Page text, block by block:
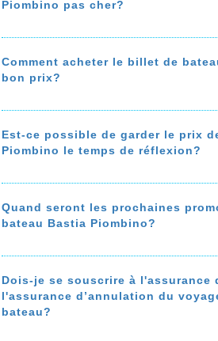
autorisés pendant le COVID?'
Piombino pas cher?
Pour réserver un billet de bateau Bastia
votre ticket de bateau : bon moment pour
avec des programmes de fidélité, et une
En savoir plus sur 'quels sont les bons
Bastia Piombino pas cher?'
Comment acheter le billet de
bon prix?
Ce guide vous explique comment trouver
saison, le ferry, les frais de service
voyage, et les frais de paiement bancaire...
En savoir plus sur 'Comment acheter le
Est-ce possible de garder le prix
Piombino le temps de réflexion?
Vous avez besoin d'un temps de
de 4h00 jusqu'à 10 jours, sous certaines
En savoir plus sur 'Est-ce possible de
Quand seront les prochaines
bateau Bastia Piombino?
Les meilleures promotions de billet de
événements, Black Friday, Saint valentin,
Pour recevoir les promos Bastia Piombino
Sardinia Ferries, , par mail, SMS ou
Dois-je se souscrire à l'assurance
l'assurance d’annulation du
bateau?